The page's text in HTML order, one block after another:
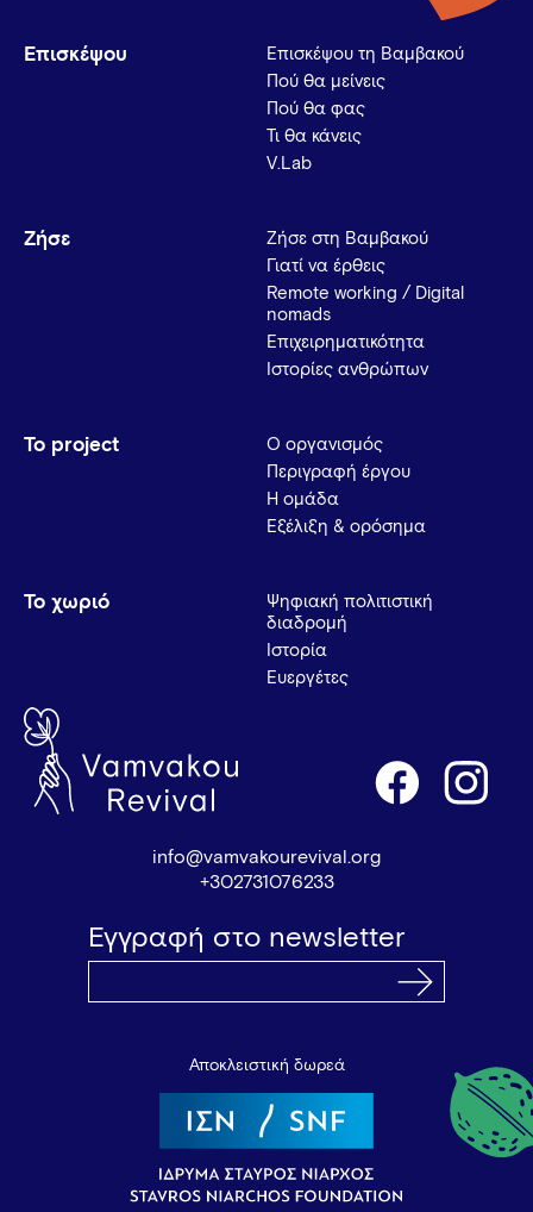
Επισκέψου
Επισκέψου τη Βαμβακού
Πού θα μείνεις
Πού θα φας
Τι θα κάνεις
V.Lab
Ζήσε
Ζήσε στη Βαμβακού
Γιατί να έρθεις
Remote working / Digital
nomads
Επιχειρηματικότητα
Ιστορίες ανθρώπων
Το project
Ο οργανισμός
Περιγραφή έργου
Η ομάδα
Εξέλιξη & ορόσημα
Το χωριό
Ψηφιακή πολιτιστική
διαδρομή
Ιστορία
Ευεργέτες
info@vamvakourevival.org
+302731076233
Εγγραφή στο newsletter
Αποκλειστική δωρεά